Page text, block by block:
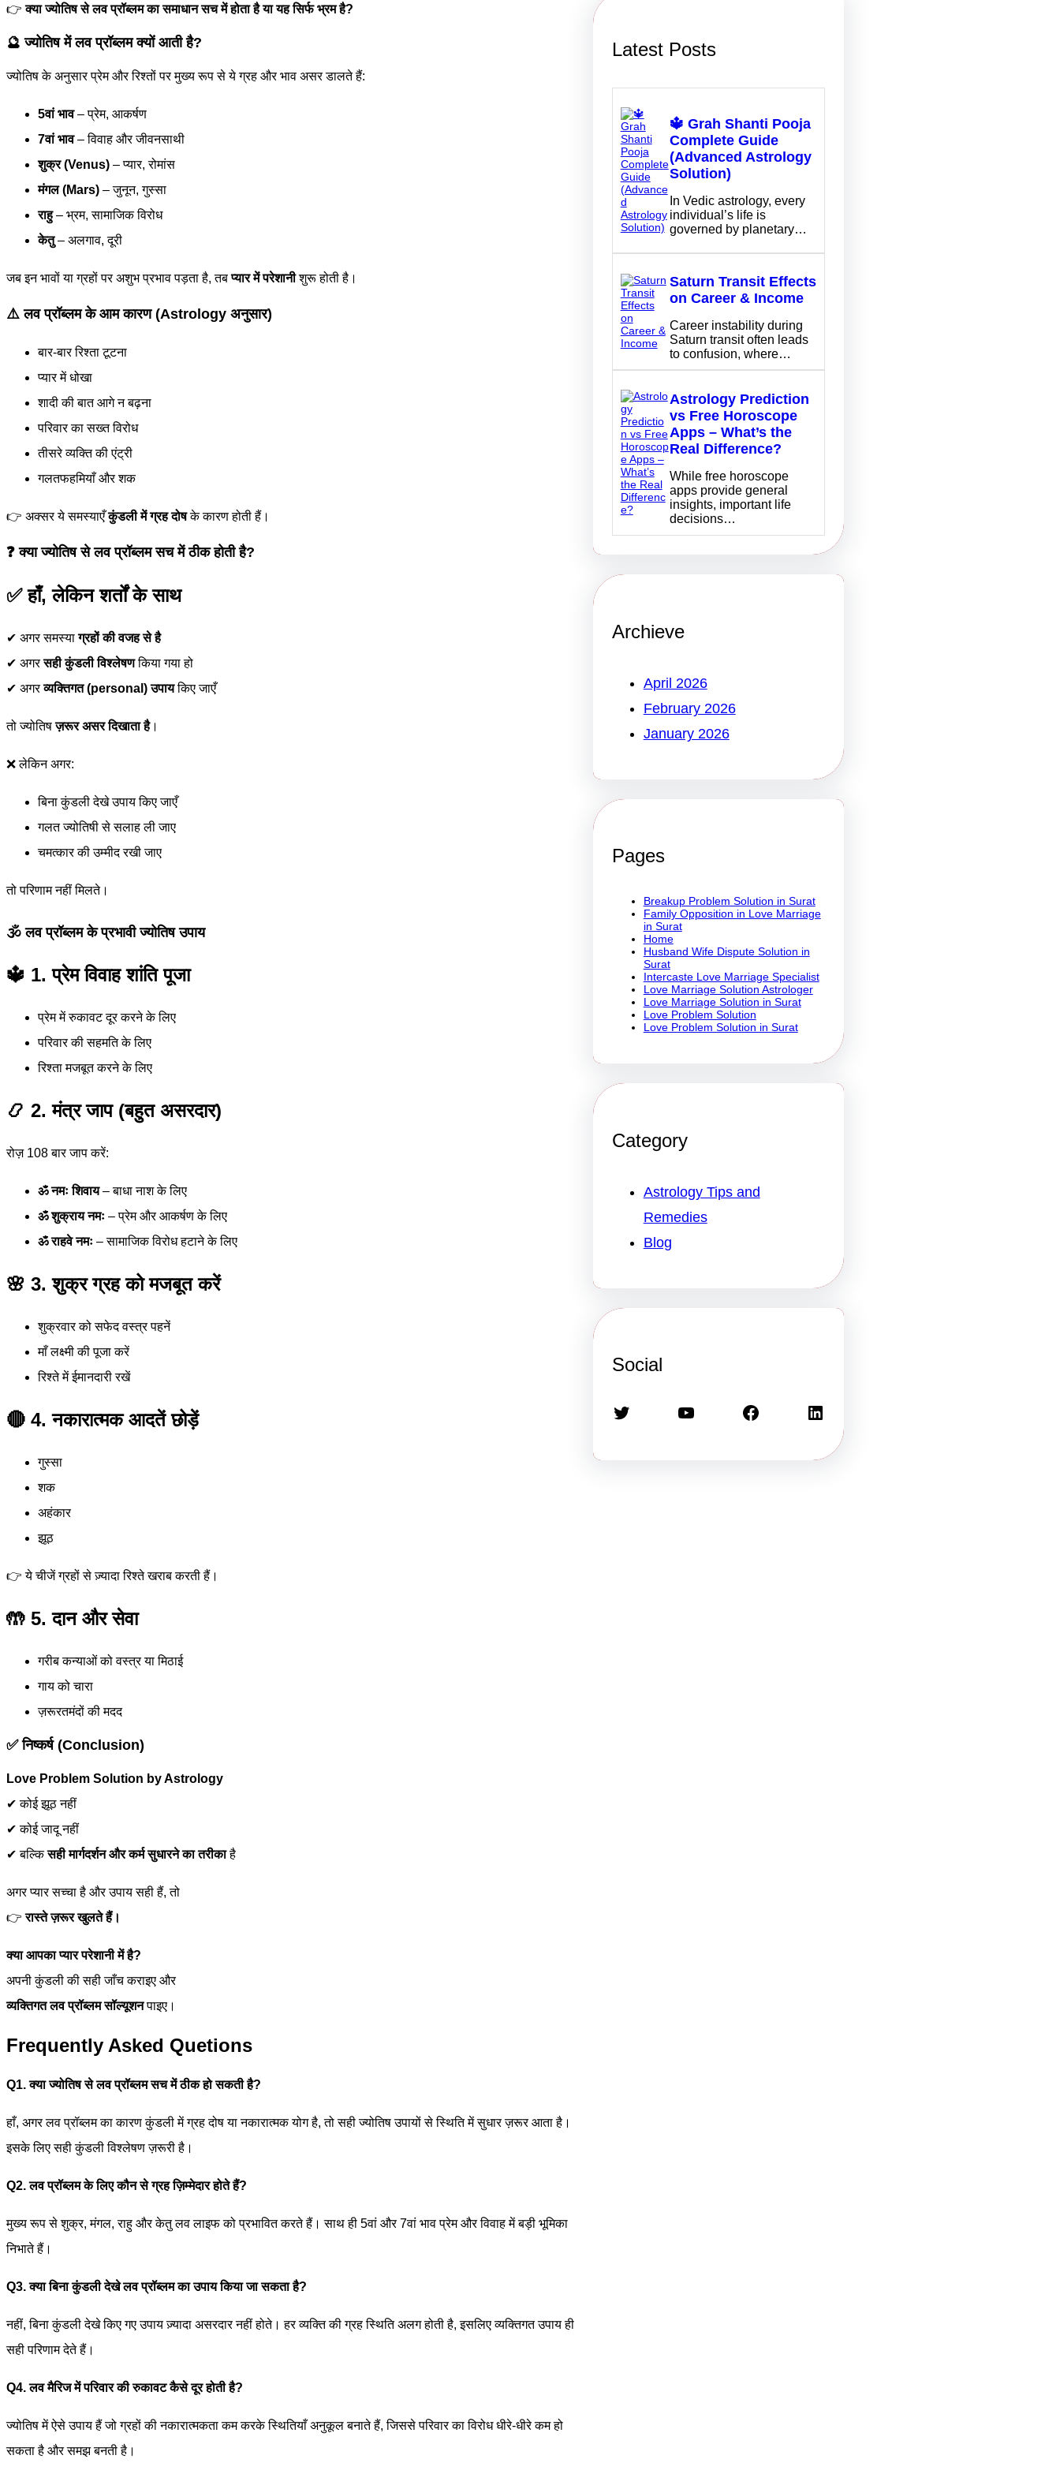
👉क्या ज्योतिष से लव प्रॉब्लम का समाधान सच में होता है या यह सिर्फ भ्रम है?
🔮 ज्योतिष में लव प्रॉब्लम क्यों आती है?
ज्योतिष के अनुसार प्रेम और रिश्तों पर मुख्य रूप से ये ग्रह और भाव असर डालते हैं:
5वां भाव– प्रेम, आकर्षण
7वां भाव– विवाह और जीवनसाथी
शुक्र (Venus) – प्यार, रोमांस
मंगल (Mars) – जुनून, गुस्सा
राहु– भ्रम, सामाजिक विरोध
केतु– अलगाव, दूरी
जब इन भावों या ग्रहों पर अशुभ प्रभाव पड़ता है, तबप्यार में परेशानीशुरू होती है।
⚠️ लव प्रॉब्लम के आम कारण (Astrology अनुसार)
बार-बार रिश्ता टूटना
प्यार में धोखा
शादी की बात आगे न बढ़ना
परिवार का सख्त विरोध
तीसरे व्यक्ति की एंट्री
गलतफहमियाँ और शक
👉 अक्सर ये समस्याएँकुंडली में ग्रह दोषके कारण होती हैं।
❓ क्या ज्योतिष से लव प्रॉब्लम सच में ठीक होती है?
✅हाँ, लेकिन शर्तों के साथ
✔ अगर समस्याग्रहों की वजह से है
✔ अगरसही कुंडली विश्लेषणकिया गया हो
✔ अगरव्यक्तिगत (personal) उपायकिए जाएँ
तो ज्योतिषज़रूर असर दिखाता है।
❌ लेकिन अगर:
बिना कुंडली देखे उपाय किए जाएँ
गलत ज्योतिषी से सलाह ली जाए
चमत्कार की उम्मीद रखी जाए
तो परिणाम नहीं मिलते।
🕉️ लव प्रॉब्लम के प्रभावी ज्योतिष उपाय
🔱 1. प्रेम विवाह शांति पूजा
प्रेम में रुकावट दूर करने के लिए
परिवार की सहमति के लिए
रिश्ता मजबूत करने के लिए
📿 2. मंत्र जाप (बहुत असरदार)
रोज़ 108 बार जाप करें:
ॐ नमः शिवाय– बाधा नाश के लिए
ॐ शुक्राय नमः – प्रेम और आकर्षण के लिए
ॐ राहवे नमः – सामाजिक विरोध हटाने के लिए
🌸 3. शुक्र ग्रह को मजबूत करें
शुक्रवार को सफेद वस्त्र पहनें
माँ लक्ष्मी की पूजा करें
रिश्ते में ईमानदारी रखें
🔴 4. नकारात्मक आदतें छोड़ें
गुस्सा
शक
अहंकार
झूठ
👉 ये चीजें ग्रहों से ज़्यादा रिश्ते खराब करती हैं।
🤲 5. दान और सेवा
गरीब कन्याओं को वस्त्र या मिठाई
गाय को चारा
ज़रूरतमंदों की मदद
✅ निष्कर्ष (Conclusion)
Love Problem Solution by Astrology
✔ कोई झूठ नहीं
✔ कोई जादू नहीं
✔ बल्किसही मार्गदर्शन और कर्म सुधारने का तरीकाहै
अगर प्यार सच्चा है और उपाय सही हैं, तो
👉रास्ते ज़रूर खुलते हैं।
क्या आपका प्यार परेशानी में है?
अपनी कुंडली की सही जाँच कराइए और
व्यक्तिगत लव प्रॉब्लम सॉल्यूशनपाइए।
Frequently Asked Quetions
Q1. क्या ज्योतिष से लव प्रॉब्लम सच में ठीक हो सकती है?
हाँ, अगर लव प्रॉब्लम का कारण कुंडली में ग्रह दोष या नकारात्मक योग है, तो सही ज्योतिष उपायों से स्थिति में सुधार ज़रूर आता है।
इसके लिए सही कुंडली विश्लेषण ज़रूरी है।
Q2. लव प्रॉब्लम के लिए कौन से ग्रह ज़िम्मेदार होते हैं?
मुख्य रूप से शुक्र, मंगल, राहु और केतु लव लाइफ को प्रभावित करते हैं। साथ ही 5वां और 7वां भाव प्रेम और विवाह में बड़ी भूमिका
निभाते हैं।
Q3. क्या बिना कुंडली देखे लव प्रॉब्लम का उपाय किया जा सकता है?
नहीं, बिना कुंडली देखे किए गए उपाय ज़्यादा असरदार नहीं होते। हर व्यक्ति की ग्रह स्थिति अलग होती है, इसलिए व्यक्तिगत उपाय ही
सही परिणाम देते हैं।
Q4. लव मैरिज में परिवार की रुकावट कैसे दूर होती है?
ज्योतिष में ऐसे उपाय हैं जो ग्रहों की नकारात्मकता कम करके स्थितियाँ अनुकूल बनाते हैं, जिससे परिवार का विरोध धीरे-धीरे कम हो
सकता है और समझ बनती है।
Latest Posts
🔱 Grah Shanti Pooja
Complete Guide
(Advanced Astrology
Solution)
In Vedic astrology, every
individual’s life is
governed by planetary…
Saturn Transit Effects
on Career & Income
Career instability during
Saturn transit often leads
to confusion, where…
Astrology Prediction
vs Free Horoscope
Apps – What’s the
Real Difference?
While free horoscope
apps provide general
insights, important life
decisions…
Archieve
April 2026
February 2026
January 2026
Pages
Breakup Problem Solution in Surat
Family Opposition in Love Marriage
in Surat
Home
Husband Wife Dispute Solution in
Surat
Intercaste Love Marriage Specialist
Love Marriage Solution Astrologer
Love Marriage Solution in Surat
Love Problem Solution
Love Problem Solution in Surat
Category
Astrology Tips and
Remedies
Blog
Social
Twitter YouTube Facebook LinkedIn